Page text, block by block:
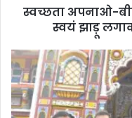
स्वच्छता अपनाओ-
स्वयं झाड़ू